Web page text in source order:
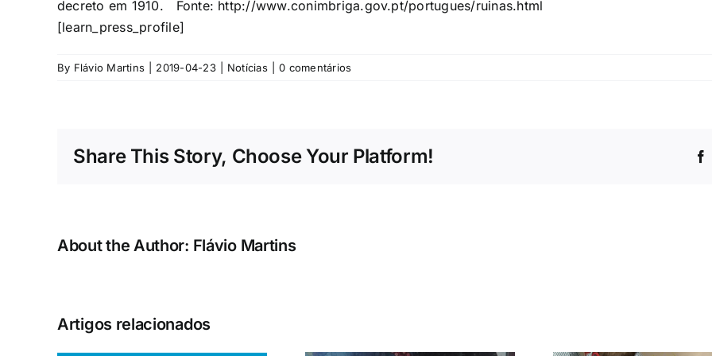
decreto em 1910. Fonte: http://www.conimbriga.gov.pt/portugues/ruinas.html
[learn_press_profile]
By Flávio Martins 2019-04-23 Notícias 0 comentários
Share This Story, Choose Your Platform!
About the Author: Flávio Martins
Artigos relacionados